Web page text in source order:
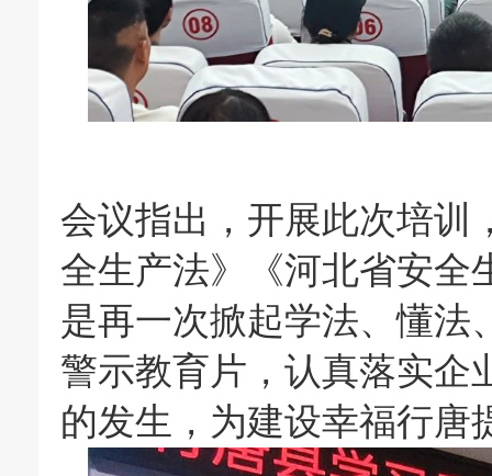
会议指出，开展此次培训
全生产法》《河北省安全
是再一次掀起学法、懂法
警示教育片，认真落实企
的发生，为建设幸福行唐